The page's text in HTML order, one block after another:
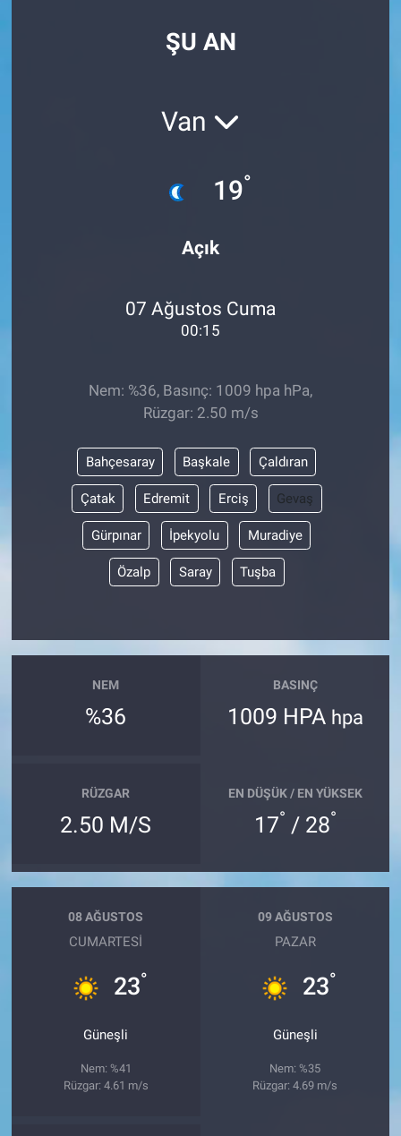
ŞU AN
Van
19°
Açık
07 Ağustos Cuma
00:15
Nem: %36, Basınç: 1009 hpa hPa,
Rüzgar: 2.50 m/s
Bahçesaray Başkale Çaldıran
Çatak Edremit Erciş Gevaş
Gürpınar İpekyolu Muradiye
Özalp Saray Tuşba
NEM
%36
BASINÇ
1009 HPA hpa
RÜZGAR
2.50 M/S
EN DÜŞÜK / EN YÜKSEK
17° / 28°
08 AĞUSTOS
CUMARTESI
23°
Güneşli
Nem: %41
Rüzgar: 4.61 m/s
09 AĞUSTOS
PAZAR
23°
Güneşli
Nem: %35
Rüzgar: 4.69 m/s